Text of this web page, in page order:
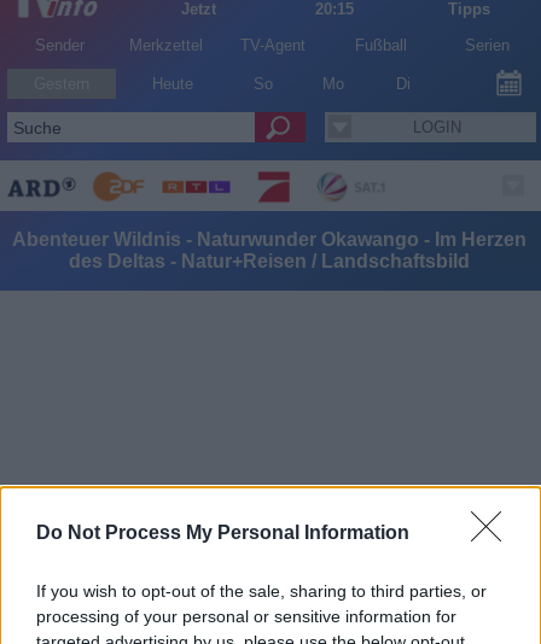
Do Not Process My Personal Information
If you wish to opt-out of the sale, sharing to third parties, or
processing of your personal or sensitive information for
Jetzt 20:15
Tipps
Sender
Merkzettel TV-Agent Fußball Serien
Heute So Mo Di
LOGIN
Abenteuer Wildnis - Naturwunder Okawango - Im Herzen
des Deltas - Natur+Reisen / Landschaftsbild